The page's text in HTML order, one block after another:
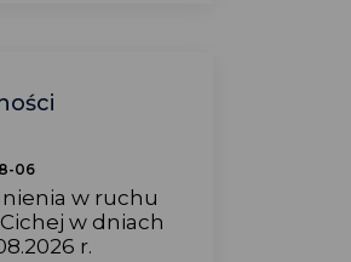
06
w ruchu
w dniach
r.